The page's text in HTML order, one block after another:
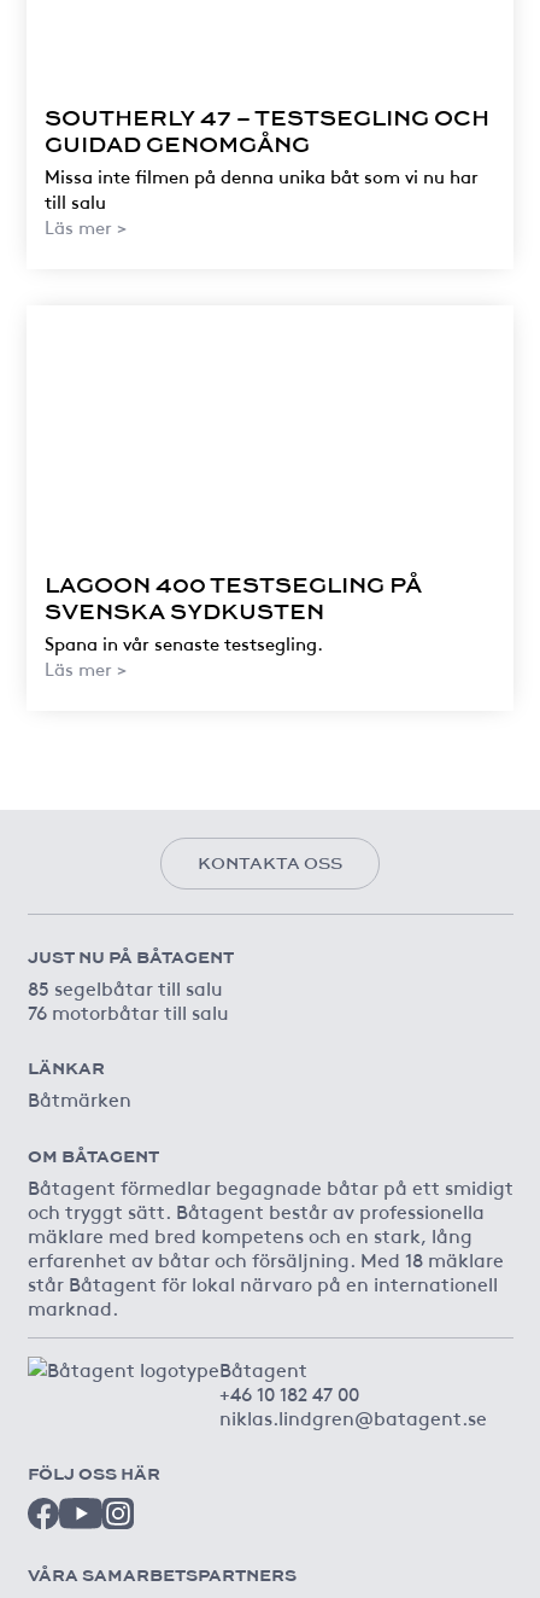
SOUTHERLY 47 – TESTSEGLING OCH
GUIDAD GENOMGÅNG
Missa inte filmen på denna unika båt som vi nu har
till salu
Läs mer >
LAGOON 400 TESTSEGLING PÅ
SVENSKA SYDKUSTEN
Spana in vår senaste testsegling.
Läs mer >
KONTAKTA OSS
JUST NU PÅ BÅTAGENT
85 segelbåtar till salu
76 motorbåtar till salu
LÄNKAR
Båtmärken
OM BÅTAGENT
Båtagent förmedlar begagnade båtar på ett smidigt
och tryggt sätt. Båtagent består av professionella
mäklare med bred kompetens och en stark, lång
erfarenhet av båtar och försäljning. Med 18 mäklare
står Båtagent för lokal närvaro på en internationell
marknad.
Båtagent
+46 10 182 47 00
niklas.lindgren@batagent.se
FÖLJ OSS HÄR
VÅRA SAMARBETSPARTNERS